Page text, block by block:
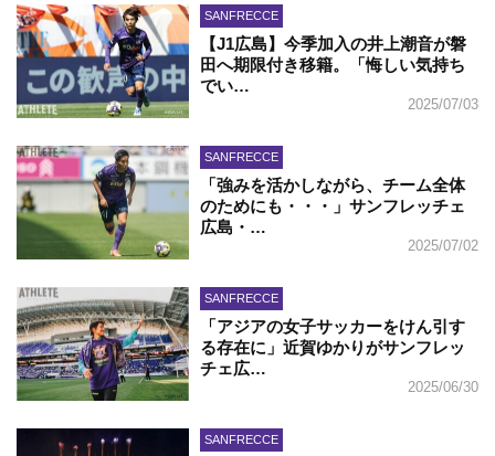
SANFRECCE
【J1広島】今季加入の井上潮音が磐
田へ期限付き移籍。「悔しい気持ち
でい…
2025/07/03
SANFRECCE
「強みを活かしながら、チーム全体
のためにも・・・」サンフレッチェ
広島・…
2025/07/02
SANFRECCE
「アジアの女子サッカーをけん引す
る存在に」近賀ゆかりがサンフレッ
チェ広…
2025/06/30
SANFRECCE